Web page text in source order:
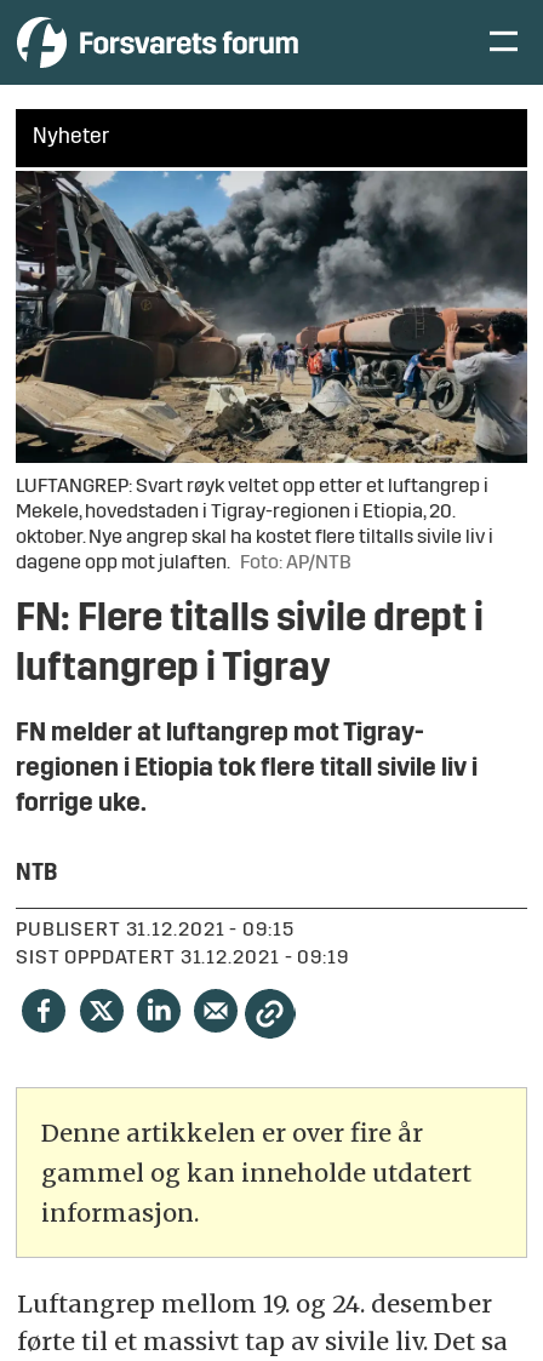
Nyheter
LUFTANGREP: Svart røyk veltet opp etter et luftangrep i
Mekele, hovedstaden i Tigray-regionen i Etiopia, 20.
oktober. Nye angrep skal ha kostet flere tiltalls sivile liv i
dagene opp mot julaften.
Foto: AP/NTB
FN: Flere titalls sivile drept i
luftangrep i Tigray
FN melder at luftangrep mot Tigray-
regionen i Etiopia tok flere titall sivile liv i
forrige uke.
NTB
PUBLISERT
31.12.2021 - 09:15
SIST OPPDATERT
31.12.2021 - 09:19
Denne artikkelen er over fire år
gammel og kan inneholde utdatert
informasjon.
Luftangrep mellom 19. og 24. desember
førte til et massivt tap av sivile liv. Det sa